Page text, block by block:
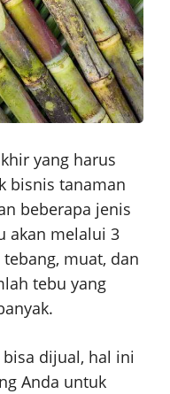
yang harus
bisnis tanaman
beberapa jenis
akan melalui 3
muat, dan
tebu yang
dijual, hal ini
Anda untuk